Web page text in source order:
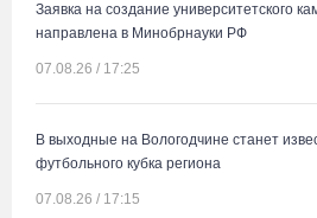
Заявка на создание университетского
направлена в Минобрнауки РФ
07.08.26 / 17:25
В выходные на Вологодчине станет
футбольного кубка региона
07.08.26 / 17:15